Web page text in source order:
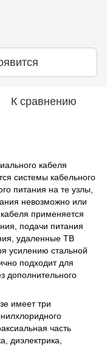
К сравнению
кабеля
системы кабельного
питания на те узлы,
невозможно или
применяется
подачи питания
удаленные ТВ
усилению стальной
подходит для
дополнительного
имеет три
часть
диэлектрика,